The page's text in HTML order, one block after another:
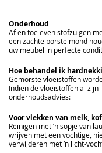
Onderhoud
Af en toe even stofzuigen
een zachte borstelmond
uw meubel in perfecte
Hoe behandel ik
Gemorste vloeistoffen
Indien de vloeistoffen al
onderhoudsadvies:
Voor vlekken van melk,
Reinigen met ’n sopje van
wrijven met een vochtige,
verwijderen met ’n licht-